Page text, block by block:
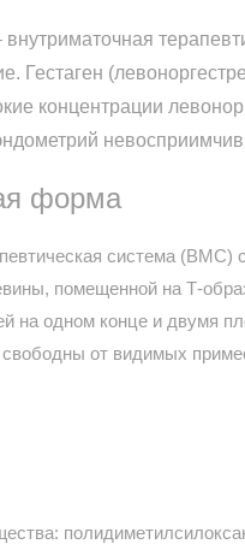
Гестаген
концентрации
форма
система (ВМС)
помещенной на Т-
на одном конце и двумя
от видимых